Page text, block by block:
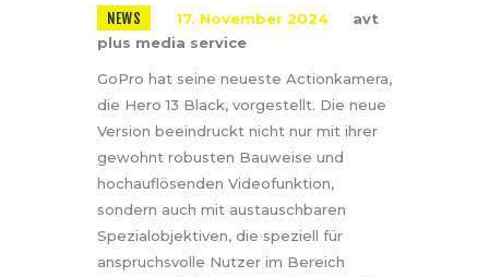
NEWS 17. November 2024
avt
plus media service
GoPro hat seine neueste Actionkamera,
die Hero 13 Black, vorgestellt. Die neue
Version beeindruckt nicht nur mit ihrer
gewohnt robusten Bauweise und
hochauflösenden Videofunktion,
sondern auch mit austauschbaren
Spezialobjektiven, die speziell für
anspruchsvolle Nutzer im Bereich